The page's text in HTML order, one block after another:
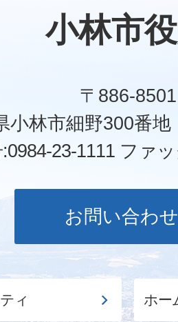
小林市
〒886-8501
小林市細野300番
23-1111 ファ
お問い合わせ
ィ ホー